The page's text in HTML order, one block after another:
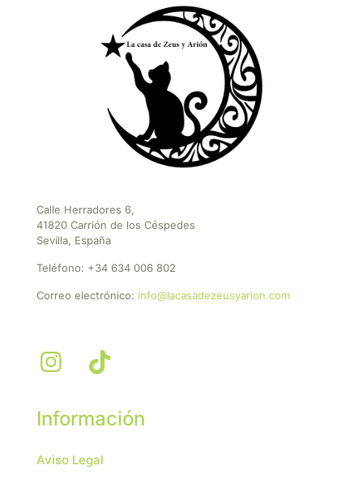
Calle Herradores 6,
41820 Carrión de los Céspedes
Sevilla, España
Teléfono: +34 634 006 802
Correo electrónico: info@lacasadezeusyarion.com
Información
Aviso Legal